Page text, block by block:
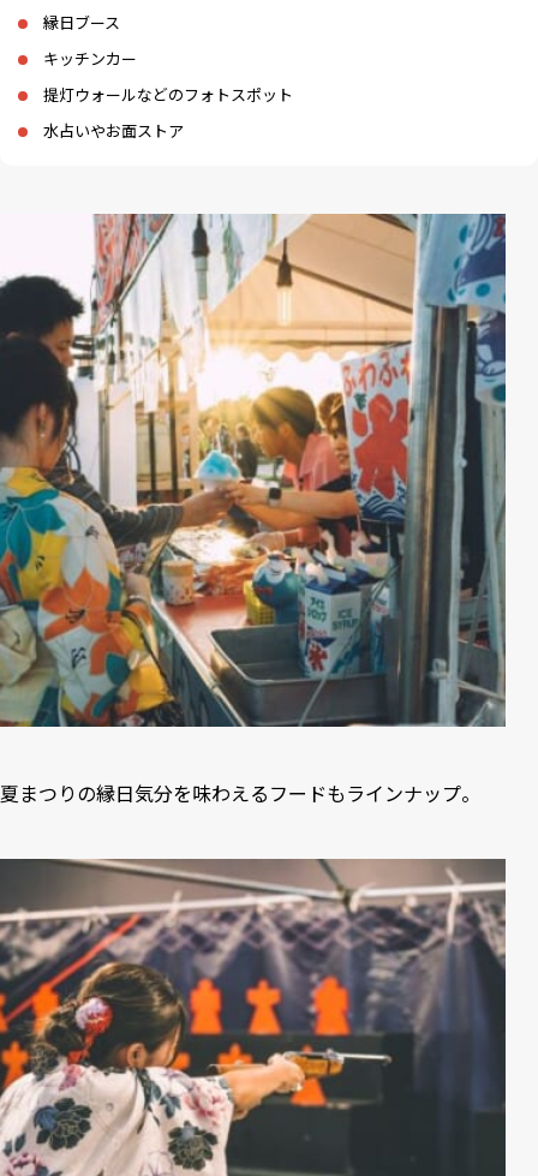
縁日ブース
キッチンカー
提灯ウォールなどのフォトスポット
水占いやお面ストア
夏まつりの縁日気分を味わえるフードもラインナップ。